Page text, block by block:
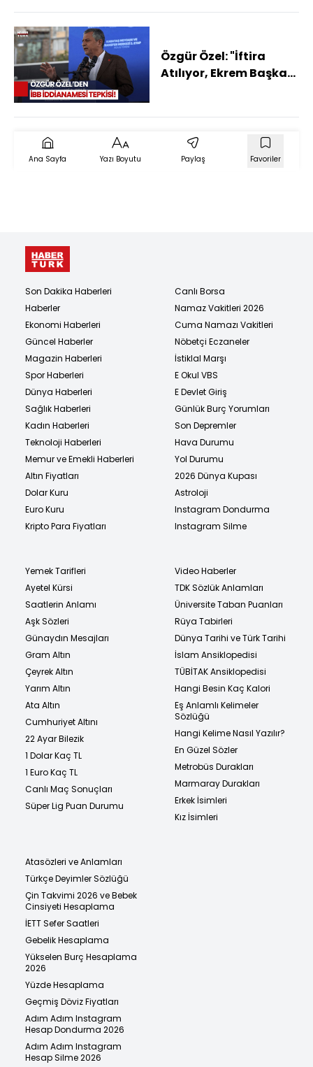
Özgür Özel: "İftira
Atılıyor, Ekrem Başkan
Ana Sayfa Yazı Boyutu Paylaş Favoriler
Son Dakika Haberleri
Haberler
Ekonomi Haberleri
Güncel Haberler
Magazin Haberleri
Spor Haberleri
Dünya Haberleri
Sağlık Haberleri
Kadın Haberleri
Teknoloji Haberleri
Memur ve Emekli Haberleri
Altın Fiyatları
Dolar Kuru
Euro Kuru
Kripto Para Fiyatları
Canlı Borsa
Namaz Vakitleri 2026
Cuma Namazı Vakitleri
Nöbetçi Eczaneler
İstiklal Marşı
E Okul VBS
E Devlet Giriş
Günlük Burç Yorumları
Son Depremler
Hava Durumu
Yol Durumu
2026 Dünya Kupası
Astroloji
Instagram Dondurma
Instagram Silme
Yemek Tarifleri
Ayetel Kürsi
Saatlerin Anlamı
Aşk Sözleri
Günaydın Mesajları
Gram Altın
Çeyrek Altın
Yarım Altın
Ata Altın
Cumhuriyet Altını
22 Ayar Bilezik
1 Dolar Kaç TL
1 Euro Kaç TL
Canlı Maç Sonuçları
Süper Lig Puan Durumu
Video Haberler
TDK Sözlük Anlamları
Üniversite Taban Puanları
Rüya Tabirleri
Dünya Tarihi ve Türk Tarihi
İslam Ansiklopedisi
TÜBİTAK Ansiklopedisi
Hangi Besin Kaç Kalori
Eş Anlamlı Kelimeler
Sözlüğü
Hangi Kelime Nasıl Yazılır?
En Güzel Sözler
Metrobüs Durakları
Marmaray Durakları
Erkek İsimleri
Kız İsimleri
Atasözleri ve Anlamları
Türkçe Deyimler Sözlüğü
Çin Takvimi 2026 ve Bebek
Cinsiyeti Hesaplama
İETT Sefer Saatleri
Gebelik Hesaplama
Yükselen Burç Hesaplama
2026
Yüzde Hesaplama
Geçmiş Döviz Fiyatları
Adım Adım Instagram
Hesap Dondurma 2026
Adım Adım Instagram
Hesap Silme 2026